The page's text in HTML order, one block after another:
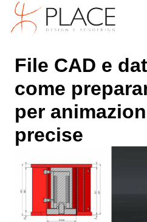
File CAD e
come
per
precise